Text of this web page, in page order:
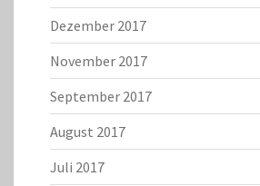
Dezember 2017
November 2017
September 2017
August 2017
Juli 2017